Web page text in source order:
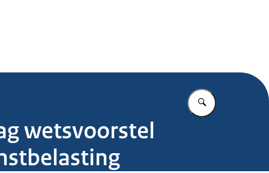
Vul in wat u
wetsvoorstel